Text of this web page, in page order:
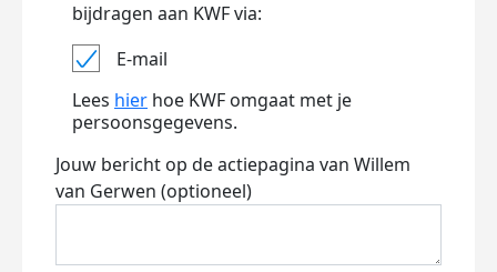
bijdragen aan KWF via:
E-mail
Lees hier hoe KWF omgaat met je
persoonsgegevens.
Jouw bericht op de actiepagina van Willem
van Gerwen (optioneel)